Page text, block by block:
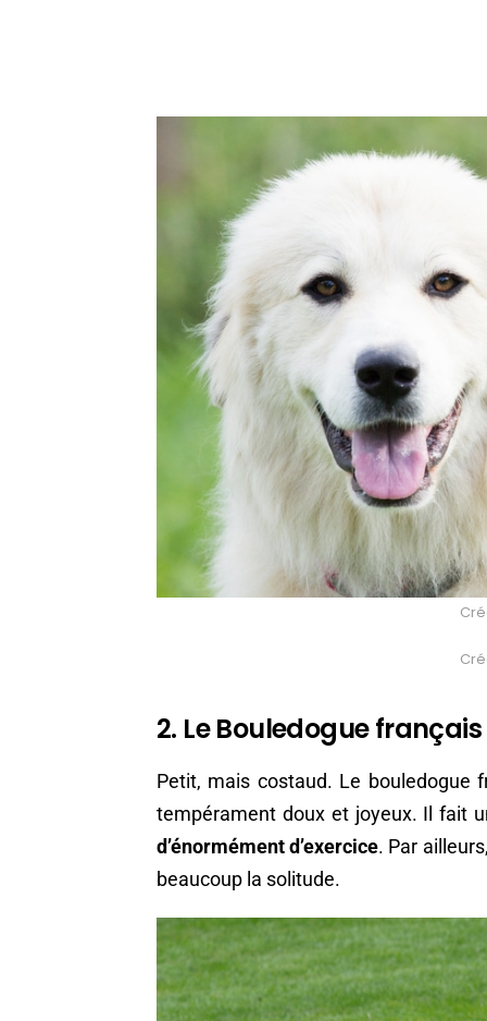
2. Le Bouledogue français
Petit, mais costaud. Le bouledogue
tempérament doux et joyeux. Il fait
d’énormément d’exercice. Par
beaucoup la solitude.